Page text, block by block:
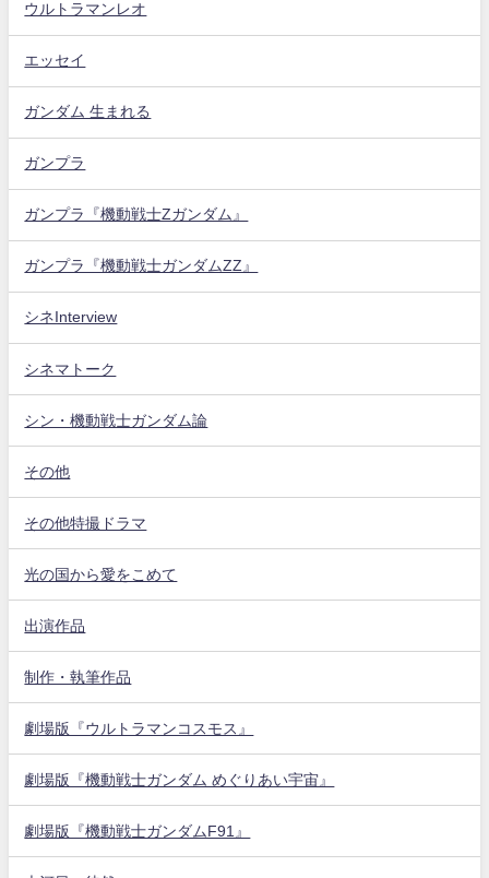
ウルトラマンレオ
エッセイ
ガンダム 生まれる
ガンプラ
ガンプラ『機動戦士Zガンダム』
ガンプラ『機動戦士ガンダムZZ』
シネInterview
シネマトーク
シン・機動戦士ガンダム論
その他
その他特撮ドラマ
光の国から愛をこめて
出演作品
制作・執筆作品
劇場版『ウルトラマンコスモス』
劇場版『機動戦士ガンダム めぐりあい宇宙』
劇場版『機動戦士ガンダムF91』